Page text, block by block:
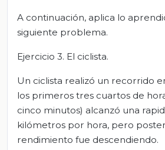
A continuación, aplica lo
siguiente problema.
Ejercicio 3. El ciclista.
Un ciclista realizó un recorrido
los primeros tres cuartos de
cinco minutos) alcanzó una
kilómetros por hora, pero
rendimiento fue descendiendo.